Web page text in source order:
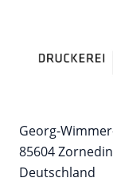
Georg-
85604
Deutschland